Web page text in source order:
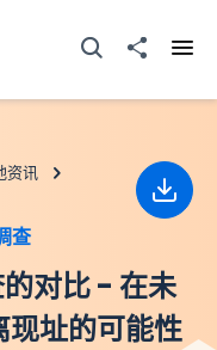
打开搜寻器分享至
资讯
查
对比 - 在未
址的可能性
下载